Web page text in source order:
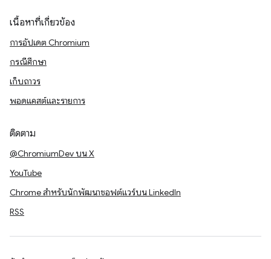
เนื้อหาที่เกี่ยวข้อง
การอัปเดต Chromium
กรณีศึกษา
เก็บถาวร
พอดแคสต์และรายการ
ติดตาม
@ChromiumDev บน X
YouTube
Chrome สำหรับนักพัฒนาซอฟต์แวร์บน LinkedIn
RSS